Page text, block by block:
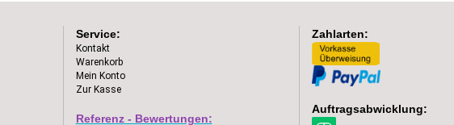
Service:
Kontakt
Warenkorb
Mein Konto
Zur Kasse
Referenz - Bewertungen:
Zahlarten:
Auftragsabwicklung: